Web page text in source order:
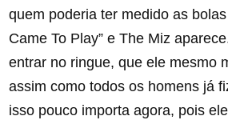
quem poderia ter medido as bolas
Came To Play” e The Miz
entrar no ringue, que ele mesmo
assim como todos os homens já
isso pouco importa agora, pois